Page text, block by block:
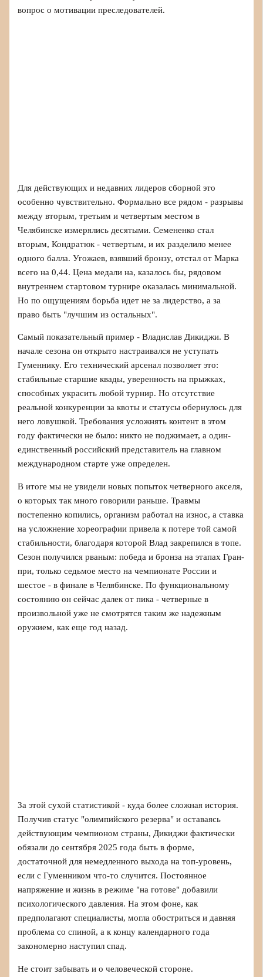
вопрос о мотивации преследователей.
Для действующих и недавних лидеров сборной это
особенно чувствительно. Формально все рядом - разрывы
между вторым, третьим и четвертым местом в
Челябинске измерялись десятыми. Семененко стал
вторым, Кондратюк - четвертым, и их разделило менее
одного балла. Угожаев, взявший бронзу, отстал от Марка
всего на 0,44. Цена медали на, казалось бы, рядовом
внутреннем стартовом турнире оказалась минимальной.
Но по ощущениям борьба идет не за лидерство, а за
право быть "лучшим из остальных".
Самый показательный пример - Владислав Дикиджи. В
начале сезона он открыто настраивался не уступать
Гуменнику. Его технический арсенал позволяет это:
стабильные старшие квады, уверенность на прыжках,
способных украсить любой турнир. Но отсутствие
реальной конкуренции за квоты и статусы обернулось для
него ловушкой. Требования усложнять контент в этом
году фактически не было: никто не поджимает, а один-
единственный российский представитель на главном
международном старте уже определен.
В итоге мы не увидели новых попыток четверного акселя,
о которых так много говорили раньше. Травмы
постепенно копились, организм работал на износ, а ставка
на усложнение хореографии привела к потере той самой
стабильности, благодаря которой Влад закрепился в топе.
Сезон получился рваным: победа и бронза на этапах Гран-
при, только седьмое место на чемпионате России и
шестое - в финале в Челябинске. По функциональному
состоянию он сейчас далек от пика - четверные в
произвольной уже не смотрятся таким же надежным
оружием, как еще год назад.
За этой сухой статистикой - куда более сложная история.
Получив статус "олимпийского резерва" и оставаясь
действующим чемпионом страны, Дикиджи фактически
обязали до сентября 2025 года быть в форме,
достаточной для немедленного выхода на топ-уровень,
если с Гуменником что-то случится. Постоянное
напряжение и жизнь в режиме "на готове" добавили
психологического давления. На этом фоне, как
предполагают специалисты, могла обостриться и давняя
проблема со спиной, а к концу календарного года
закономерно наступил спад.
Не стоит забывать и о человеческой стороне.